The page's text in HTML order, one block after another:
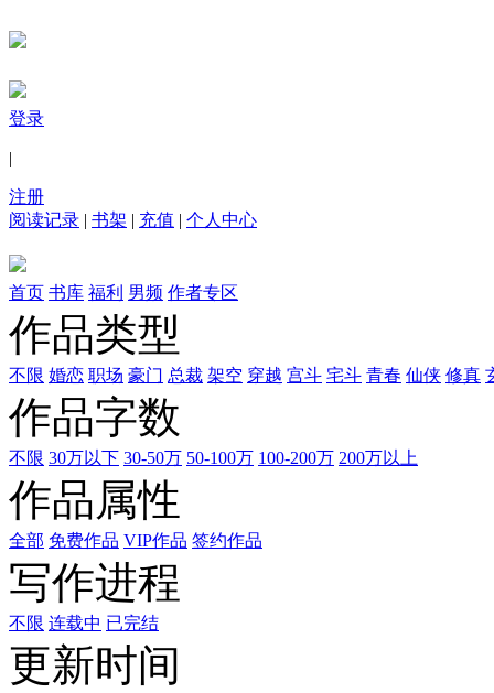
登录
|
注册
阅读记录 | 书架 | 充值 | 个人中心
首页 书库 福利 男频 作者专区
作品类型
不限 婚恋 职场 豪门 总裁 架空 穿越 宫斗 宅斗 青春 仙侠 修真
作品字数
不限 30万以下 30-50万 50-100万 100-200万 200万以上
作品属性
全部 免费作品 VIP作品 签约作品
写作进程
不限 连载中 已完结
更新时间